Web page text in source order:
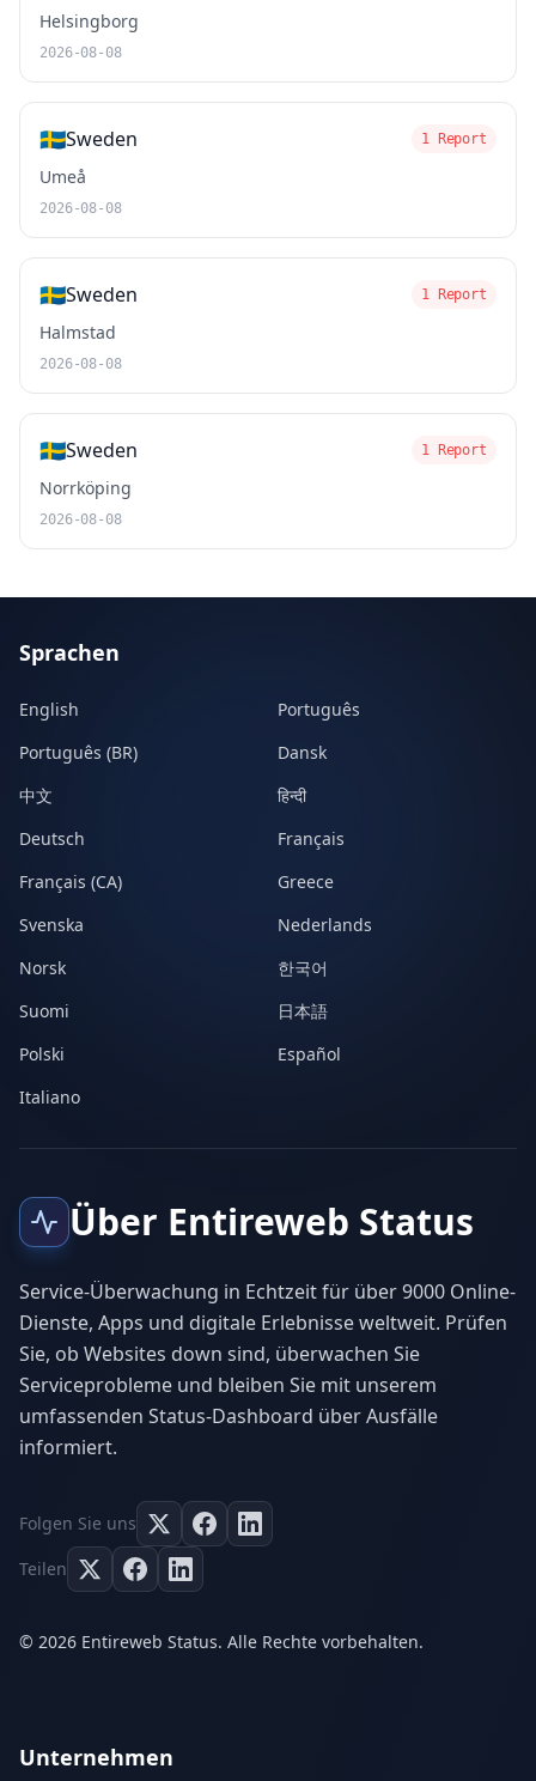
Helsingborg
2026-08-08
🇸🇪Sweden 1 Report
Umeå
2026-08-08
🇸🇪Sweden 1 Report
Halmstad
2026-08-08
🇸🇪Sweden 1 Report
Norrköping
2026-08-08
Sprachen
English
Português
Português (BR)
Dansk
中文
हिन्दी
Deutsch
Français
Français (CA)
Greece
Svenska
Nederlands
Norsk
한국어
Suomi
日本語
Polski
Español
Italiano
Über Entireweb Status
Service-Überwachung in Echtzeit für über 9000 Online-
Dienste, Apps und digitale Erlebnisse weltweit. Prüfen
Sie, ob Websites down sind, überwachen Sie
Serviceprobleme und bleiben Sie mit unserem
umfassenden Status-Dashboard über Ausfälle
informiert.
Folgen Sie uns
Teilen
© 2026 Entireweb Status. Alle Rechte vorbehalten.
Unternehmen